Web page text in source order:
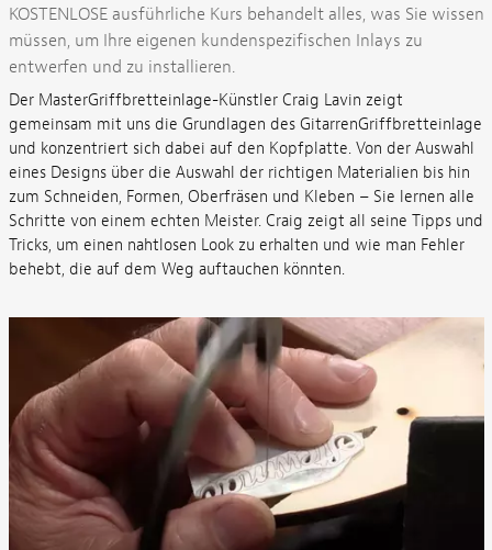
KOSTENLOSE ausführliche Kurs behandelt alles, was Sie wissen
müssen, um Ihre eigenen kundenspezifischen Inlays zu
entwerfen und zu installieren.
Der MasterGriffbretteinlage-Künstler Craig Lavin zeigt
gemeinsam mit uns die Grundlagen des GitarrenGriffbretteinlage
und konzentriert sich dabei auf den Kopfplatte. Von der Auswahl
eines Designs über die Auswahl der richtigen Materialien bis hin
zum Schneiden, Formen, Oberfräsen und Kleben – Sie lernen alle
Schritte von einem echten Meister. Craig zeigt all seine Tipps und
Tricks, um einen nahtlosen Look zu erhalten und wie man Fehler
behebt, die auf dem Weg auftauchen könnten.